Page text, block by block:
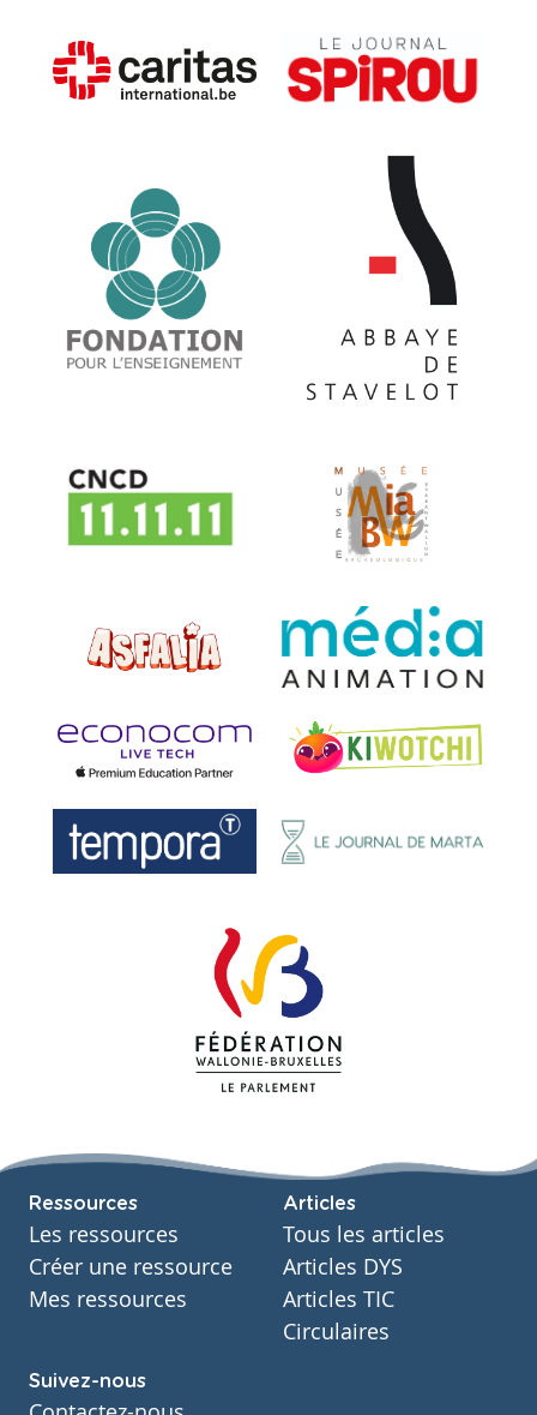
Ressources
Les ressources
Créer une ressource
Mes ressources
Articles
Tous les articles
Articles DYS
Articles TIC
Circulaires
Suivez-nous